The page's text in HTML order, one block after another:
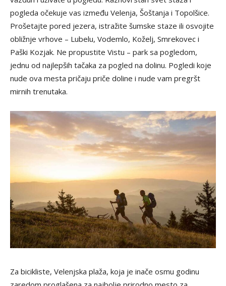
pogleda očekuje vas između Velenja, Šoštanja i Topolšice.
Prošetajte pored jezera, istražite šumske staze ili osvojite
obližnje vrhove – Lubelu, Vodemlo, Koželj, Smrekovec i
Paški Kozjak. Ne propustite Vistu – park sa pogledom,
jednu od najlepših tačaka za pogled na dolinu. Pogledi koje
nude ova mesta pričaju priče doline i nude vam pregršt
mirnih trenutaka.
Za bicikliste, Velenjska plaža, koja je inače osmu godinu